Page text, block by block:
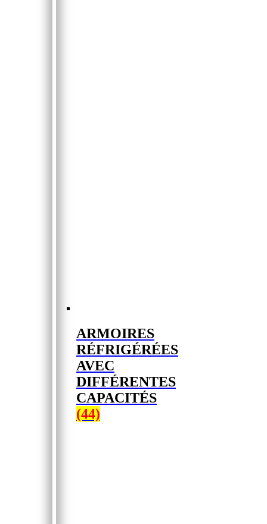
ARMOIRES
RÉFRIGÉRÉES
AVEC
DIFFÉRENTES
CAPACITÉS
(44)